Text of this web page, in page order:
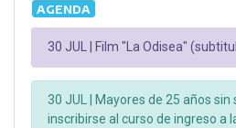
AGENDA
30 JUL | Film "La Odisea"
30 JUL |
Mayores de 25 años
inscribirse al curso de ingreso a